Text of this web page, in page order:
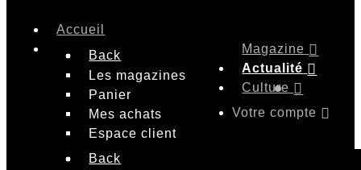
Accueil
Magazine
Back
Les magazines
Panier
Mes achats
Espace client
Actualité
Back
Culture
Votre compte